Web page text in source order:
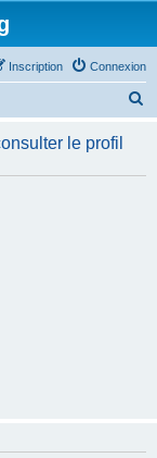
Connexion
Inscription
h
le profil